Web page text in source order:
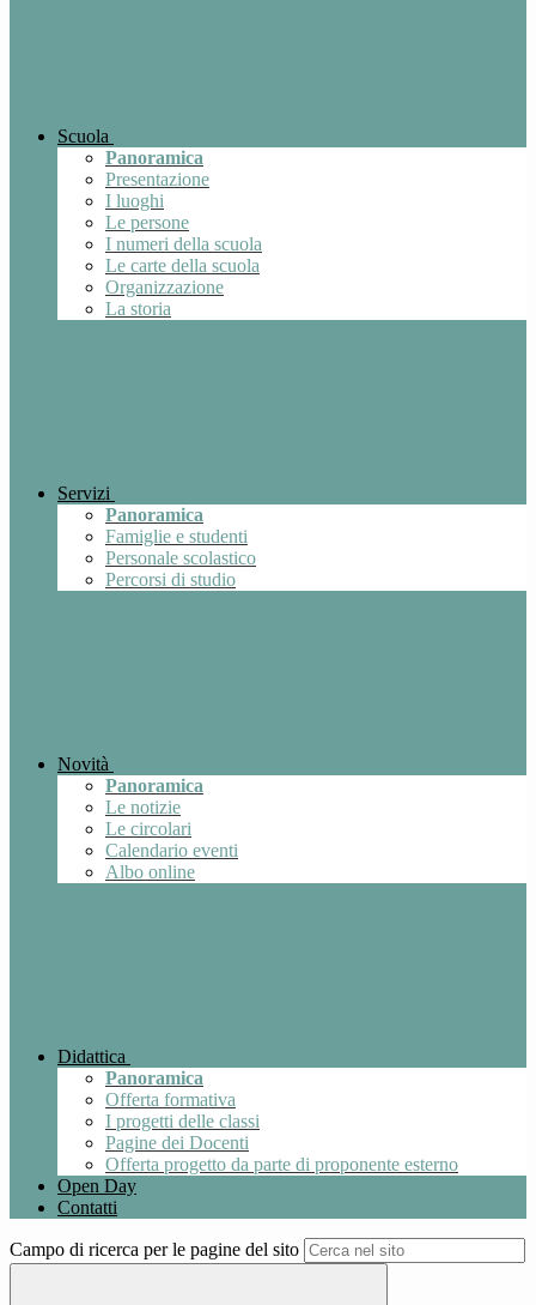
Scuola
Panoramica
Presentazione
I luoghi
Le persone
I numeri della scuola
Le carte della scuola
Organizzazione
La storia
Servizi
Panoramica
Famiglie e studenti
Personale scolastico
Percorsi di studio
Novità
Panoramica
Le notizie
Le circolari
Calendario eventi
Albo online
Didattica
Panoramica
Offerta formativa
I progetti delle classi
Pagine dei Docenti
Offerta progetto da parte di proponente esterno
Open Day
Contatti
Campo di ricerca per le pagine del sito